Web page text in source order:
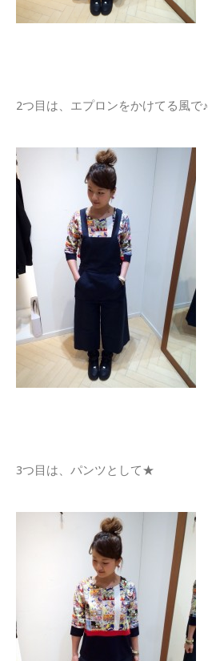
2つ目は、エプロンをかけてる風で♪
3つ目は、パンツとして★